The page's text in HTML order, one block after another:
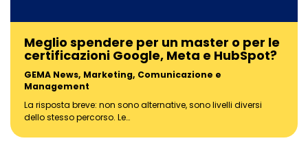
Meglio spendere per un master o per le
certificazioni Google, Meta e HubSpot?
GEMA News, Marketing, Comunicazione e
Management
La risposta breve: non sono alternative, sono livelli diversi
dello stesso percorso. Le…